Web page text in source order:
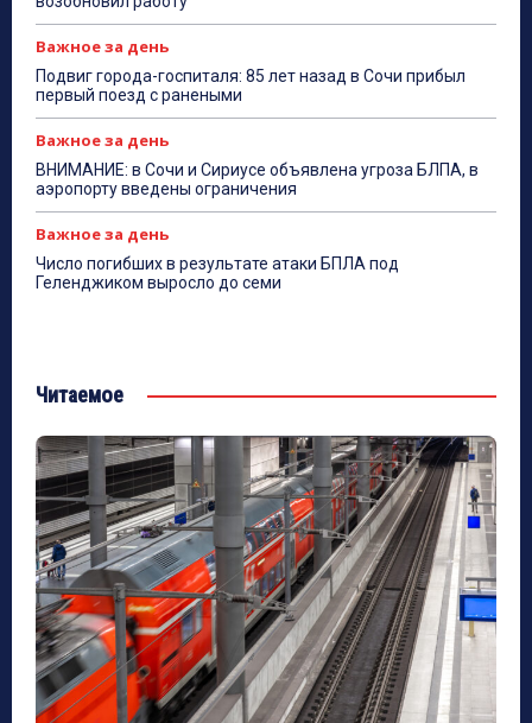
Важное за день
Подвиг города-госпиталя: 85 лет назад в Сочи прибыл
первый поезд с ранеными
Важное за день
ВНИМАНИЕ: в Сочи и Сириусе объявлена угроза БЛПА, в
аэропорту введены ограничения
Важное за день
Число погибших в результате атаки БПЛА под
Геленджиком выросло до семи
Читаемое